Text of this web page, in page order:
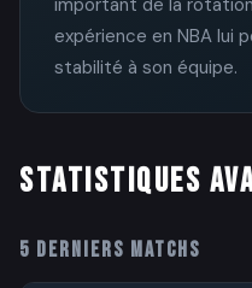
expérience en NBA lui
stabilité à son équipe.
STATISTIQUES
5 DERNIERS MATCHS